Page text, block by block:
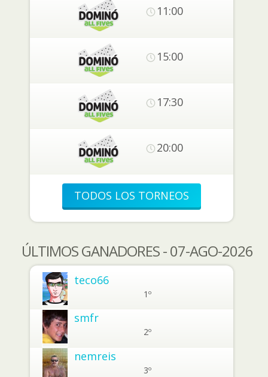
11:00
15:00
17:30
20:00
TODOS LOS TORNEOS
ÚLTIMOS GANADORES - 07-AGO-2026
teco66
1º
smfr
2º
nemreis
3º